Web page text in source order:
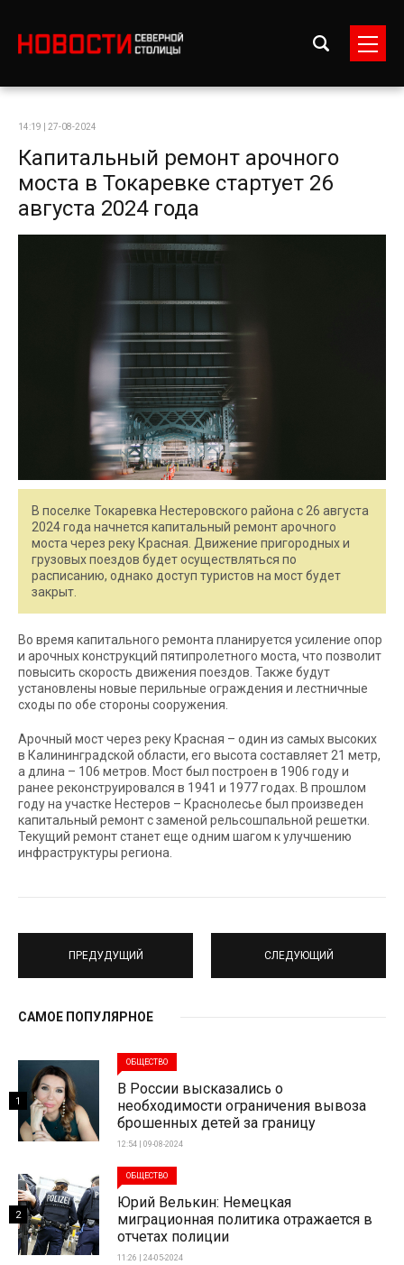
14:19 | 27-08-2024
Капитальный ремонт арочного
моста в Токаревке стартует 26
августа 2024 года
В поселке Токаревка Нестеровского района с 26 августа
2024 года начнется капитальный ремонт арочного
моста через реку Красная. Движение пригородных и
грузовых поездов будет осуществляться по
расписанию, однако доступ туристов на мост будет
закрыт.
Во время капитального ремонта планируется усиление опор
и арочных конструкций пятипролетного моста, что позволит
повысить скорость движения поездов. Также будут
установлены новые перильные ограждения и лестничные
сходы по обе стороны сооружения.
Арочный мост через реку Красная – один из самых высоких
в Калининградской области, его высота составляет 21 метр,
а длина – 106 метров. Мост был построен в 1906 году и
ранее реконструировался в 1941 и 1977 годах. В прошлом
году на участке Нестеров – Краснолесье был произведен
капитальный ремонт с заменой рельсошпальной решетки.
Текущий ремонт станет еще одним шагом к улучшению
инфраструктуры региона.
ПРЕДУДУЩИЙ СЛЕДУЮЩИЙ
САМОЕ ПОПУЛЯРНОЕ
ОБЩЕСТВО
В России высказались о
необходимости ограничения вывоза
брошенных детей за границу
12:54 | 09-08-2024
1
ОБЩЕСТВО
Юрий Велькин: Немецкая
миграционная политика отражается в
отчетах полиции
11:26 | 24-05-2024
2